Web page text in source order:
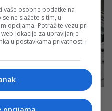
vaše osobne podatke na
ne slažete s tim, u
opcijama. Potražite vezu pri
lokacije za upravljanje
u postavkama privatnosti i